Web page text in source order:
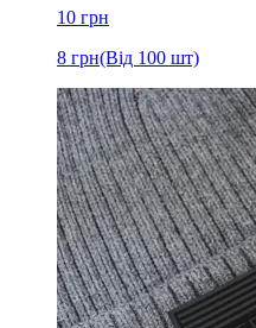
10 грн
8 грн(Від 100 шт)